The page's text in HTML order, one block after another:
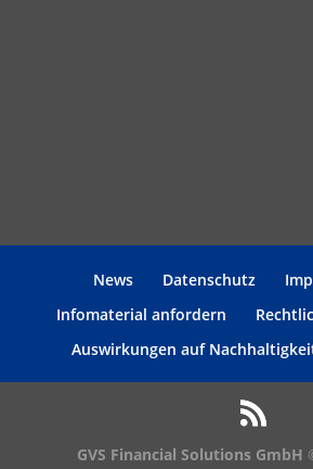
News Datenschutz
Infomaterial anfordern
Auswirkungen auf
GVS Financial Solutions GmbH